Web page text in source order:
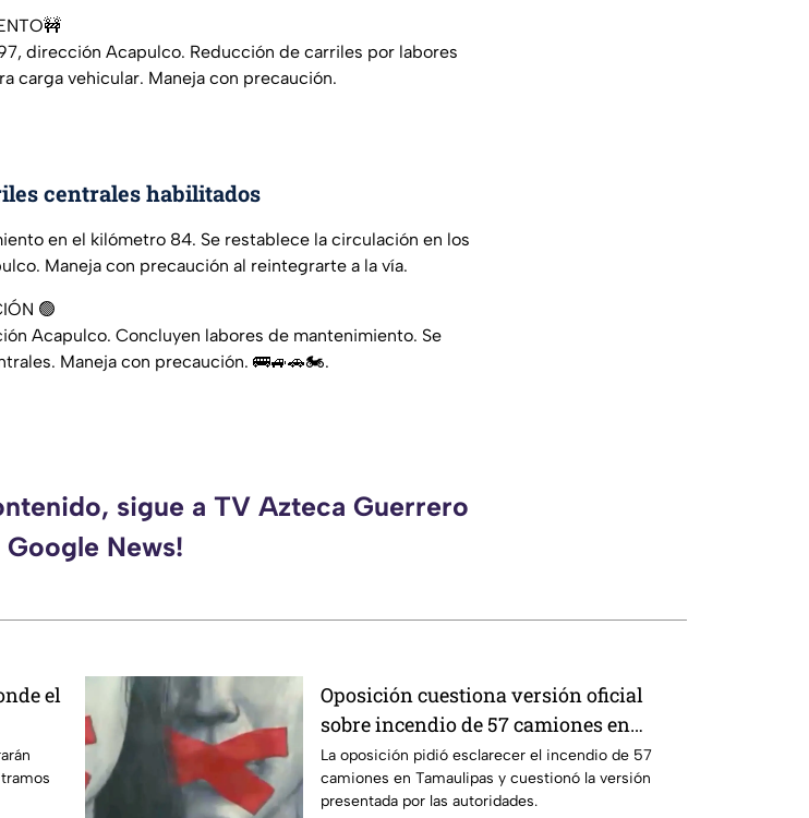
dirección Acapulco. Reducción de carriles por labores
carga vehicular. Maneja con precaución.
centrales habilitados
en el kilómetro 84. Se restablece la circulación en los
Maneja con precaución al reintegrarte a la vía.
🟢
Acapulco. Concluyen labores de mantenimiento. Se
Maneja con precaución. 🚌🚙🚗🏍️.
sigue a TV Azteca Guerrero
Google News!
el
Oposición cuestiona versión oficial
sobre incendio de 57 camiones en
Tamaulipas
La oposición pidió esclarecer el incendio de 57
camiones en Tamaulipas y cuestionó la versión
presentada por las autoridades.